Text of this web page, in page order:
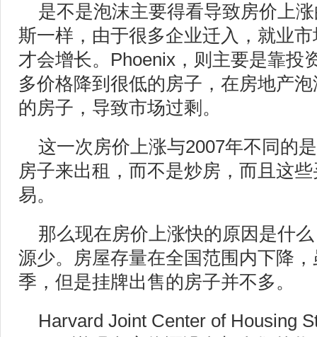
是不是泡沫主要得看导致房价上
斯一样，由于很多企业迁入，就业
才会增长。Phoenix，则主要是靠投
多价格降到很低的房子，在房地产
的房子，导致市场过剩。
这一次房价上涨与2007年不同的
房子来出租，而不是炒房，而且这
易。
那么现在房价上涨快的原因是什
源少。房屋存量在全国范围内下降
季，但是挂牌出售的房子并不多。
Harvard Joint Center of Housing